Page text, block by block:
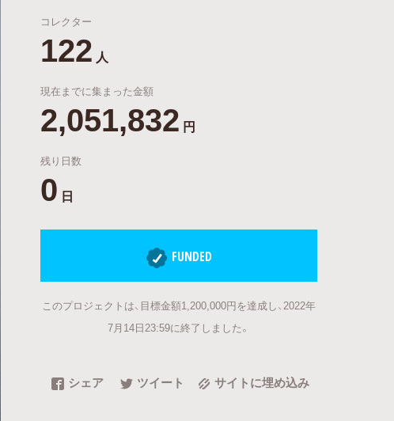
コレクター
122 人
現在までに集まった金額
2,051,832 円
残り日数
0 日
FUNDED
このプロジェクトは、目標金額1,200,000円を達成し、2022年
7月14日23:59に終了しました。
シェア ツイート サイトに埋め込み